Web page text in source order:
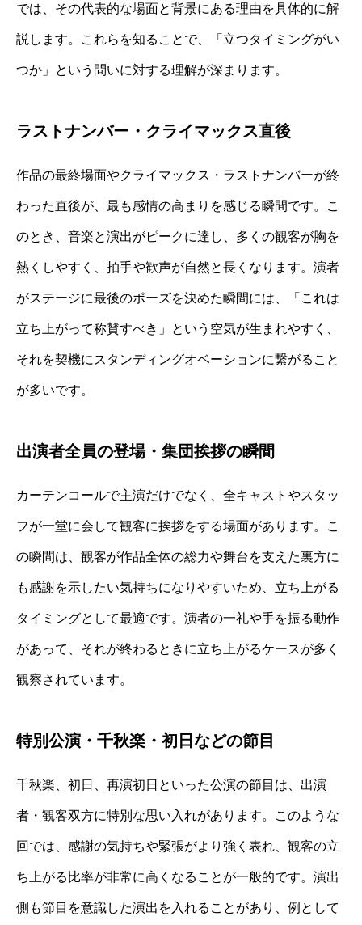
では、その代表的な場面と背景にある理由を具体的に解
説します。これらを知ることで、「立つタイミングがい
つか」という問いに対する理解が深まります。
ラストナンバー・クライマックス直後
作品の最終場面やクライマックス・ラストナンバーが終
わった直後が、最も感情の高まりを感じる瞬間です。こ
のとき、音楽と演出がピークに達し、多くの観客が胸を
熱くしやすく、拍手や歓声が自然と長くなります。演者
がステージに最後のポーズを決めた瞬間には、「これは
立ち上がって称賛すべき」という空気が生まれやすく、
それを契機にスタンディングオベーションに繋がること
が多いです。
出演者全員の登場・集団挨拶の瞬間
カーテンコールで主演だけでなく、全キャストやスタッ
フが一堂に会して観客に挨拶をする場面があります。こ
の瞬間は、観客が作品全体の総力や舞台を支えた裏方に
も感謝を示したい気持ちになりやすいため、立ち上がる
タイミングとして最適です。演者の一礼や手を振る動作
があって、それが終わるときに立ち上がるケースが多く
観察されています。
特別公演・千秋楽・初日などの節目
千秋楽、初日、再演初日といった公演の節目は、出演
者・観客双方に特別な思い入れがあります。このような
回では、感謝の気持ちや緊張がより強く表れ、観客の立
ち上がる比率が非常に高くなることが一般的です。演出
側も節目を意識した演出を入れることがあり、例として